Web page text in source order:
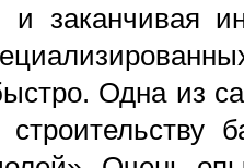
и заканчивая
Одна из